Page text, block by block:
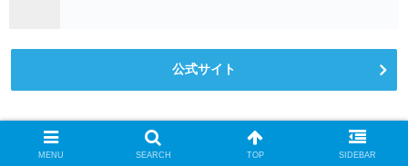
公式サイト
スポンサーリンク
MENU SEARCH TOP SIDEBAR